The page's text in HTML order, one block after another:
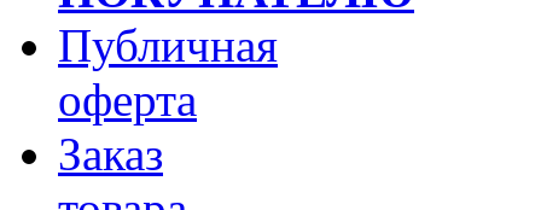
Публичная
оферта
Заказ